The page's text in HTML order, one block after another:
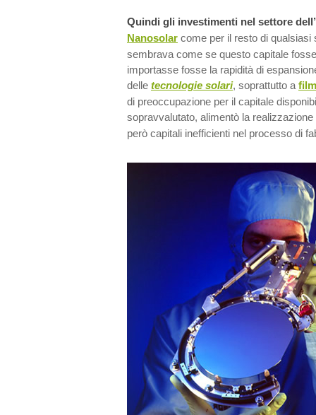
Quindi gli investimenti nel settore dell’
Nanosolar come per il resto di qualsiasi
sembrava come se questo capitale
importasse fosse la rapidità di
delle tecnologie solari, soprattutto a
di preoccupazione per il capitale
sopravvalutato, alimentò la
però capitali inefficienti nel processo di